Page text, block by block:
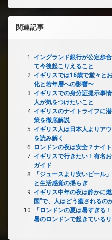
関連記事
イングランド銀行が公定歩
て今後起こりえること
イギリスでは16歳で堂々と
化と若年層への影響〜
イギリスでの身分証提示事
人が気をつけたいこと
イギリスのナイトライフに
策を徹底解説
イギリス人は日本人よりア
を読み解く
ロンドンの夜は安全？ナイ
イギリスで行きたい！有名
ガイド
「ジュースより安いビール
と生活感覚の揺らぎ
イギリス中年の夜は静かに
国”で、人はどう癒されるの
「ロンドンの夏は暑すぎる
暑のロンドンで起きているリ